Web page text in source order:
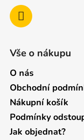
Vše o nákupu
O nás
Obchodní
Nákupní košík
Podmínky
Jak objednat?